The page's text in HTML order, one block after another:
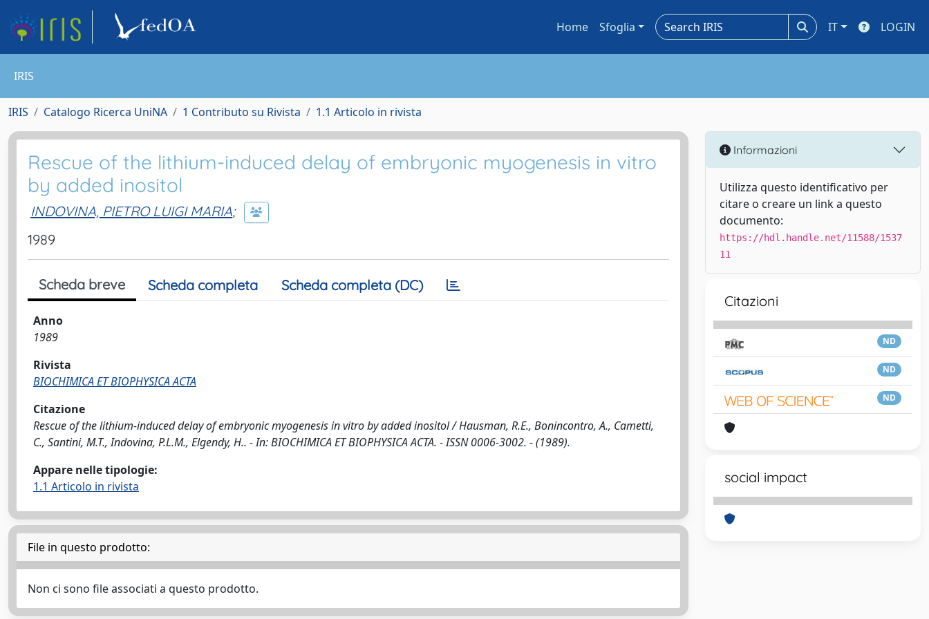
Home Sfoglia IT LOGIN
IRIS
IRIS Catalogo Ricerca UniNA 1 Contributo su Rivista 1.1 Articolo in rivista
Rescue of the lithium-induced delay of embryonic myogenesis in vitro
by added inositol
INDOVINA, PIETRO LUIGI MARIA;
1989
Scheda breve Scheda completa Scheda completa (DC)
Anno
1989
Rivista
BIOCHIMICA ET BIOPHYSICA ACTA
Citazione
Rescue of the lithium-induced delay of embryonic myogenesis in vitro by added inositol / Hausman, R.E., Bonincontro, A., Cametti,
C., Santini, M.T., Indovina, P.L.M., Elgendy, H.. - In: BIOCHIMICA ET BIOPHYSICA ACTA. - ISSN 0006-3002. - (1989).
Appare nelle tipologie:
1.1 Articolo in rivista
File in questo prodotto:
Non ci sono file associati a questo prodotto.
Informazioni
Utilizza questo identificativo per
citare o creare un link a questo
documento:
https://hdl.handle.net/11588/1537
11
Citazioni
ND
ND
ND
social impact